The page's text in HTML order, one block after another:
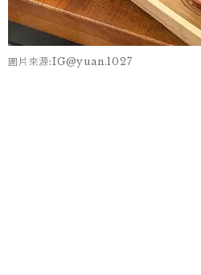
圖片來源:IG@yuan.1027